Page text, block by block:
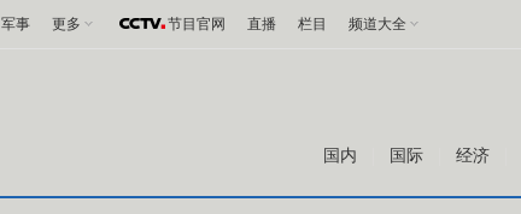
军事 更多 节目官网 直播 栏目 频道大全
国内 国际 经济